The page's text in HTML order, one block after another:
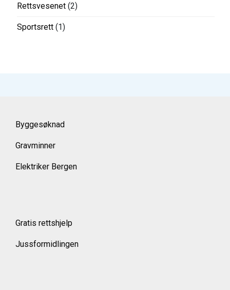
Rettsvesenet (2)
Sportsrett (1)
Byggesøknad
Gravminner
Elektriker Bergen
Gratis rettshjelp
Jussformidlingen